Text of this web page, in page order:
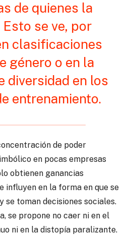
de quienes la
Esto se ve, por
clasificaciones
género o en la
diversidad en los
entrenamiento.
de poder
en pocas empresas
obtienen ganancias
influyen en la forma en que se
se toman decisiones sociales.
se propone no caer ni en el
ni en la distopía paralizante.